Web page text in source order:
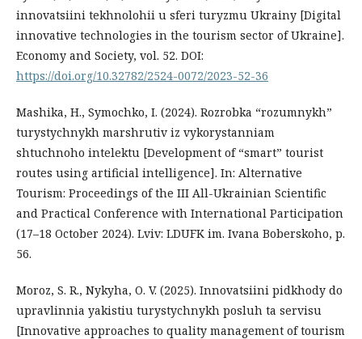
innovatsiini tekhnolohii u sferi turyzmu Ukrainy [Digital
innovative technologies in the tourism sector of Ukraine].
Economy and Society, vol. 52. DOI:
https://doi.org/10.32782/2524-0072/2023-52-36
Mashika, H., Symochko, I. (2024). Rozrobka “rozumnykh”
turystychnykh marshrutiv iz vykorystanniam
shtuchnoho intelektu [Development of “smart” tourist
routes using artificial intelligence]. In: Alternative
Tourism: Proceedings of the III All-Ukrainian Scientific
and Practical Conference with International Participation
(17–18 October 2024). Lviv: LDUFK im. Ivana Boberskoho, p.
56.
Moroz, S. R., Nykyha, O. V. (2025). Innovatsiini pidkhody do
upravlinnia yakistiu turystychnykh posluh ta servisu
[Innovative approaches to quality management of tourism